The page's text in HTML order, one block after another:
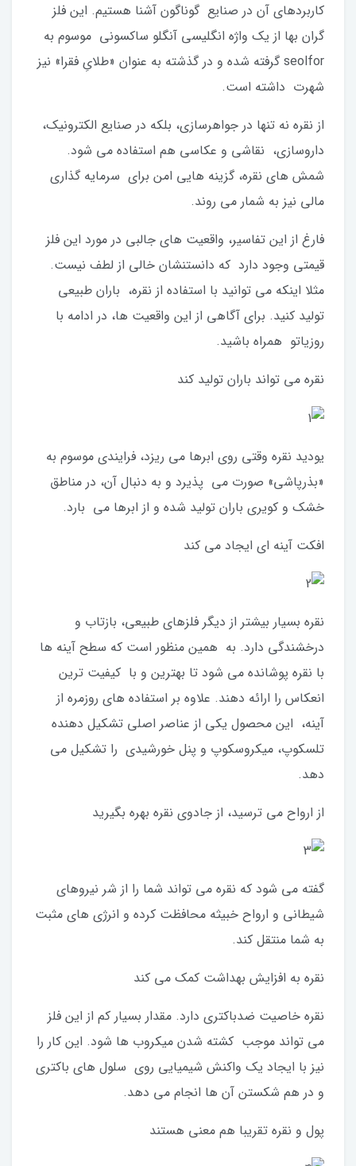
کاربردهای آن در صنایع گوناگون آشنا هستیم. این فلز
گران بها از یک واژه انگلیسی آنگلو ساکسونی موسوم به
seolfor گرفته شده و در گذشته به عنوان «طلایِ فقرا» نیز
شهرت داشته است.
از نقره نه تنها در جواهرسازی، بلکه در صنایع الکترونیک،
داروسازی، نقاشی و عکاسی هم استفاده می شود.
شمش های نقره، گزینه هایی امن برای سرمایه گذاری
مالی نیز به شمار می روند.
فارغ از این تفاسیر، واقعیت های جالبی در مورد این فلز
قیمتی وجود دارد که دانستنشان خالی از لطف نیست.
مثلا اینکه می توانید با استفاده از نقره، باران طبیعی
تولید کنید. برای آگاهی از این واقعیت ها، در ادامه با
روزیاتو همراه باشید.
نقره می تواند باران تولید کند
یودید نقره وقتی روی ابرها می ریزد، فرایندی موسوم به
«بذرپاشی» صورت می پذیرد و به دنبال آن، در مناطق
خشک و کویری باران تولید شده و از ابرها می بارد.
افکت آینه ای ایجاد می کند
نقره بسیار بیشتر از دیگر فلزهای طبیعی، بازتاب و
درخشندگی دارد. به همین منظور است که سطح آینه ها
با نقره پوشانده می شود تا بهترین و با کیفیت ترین
انعکاس را ارائه دهند. علاوه بر استفاده های روزمره از
آینه، این محصول یکی از عناصر اصلی تشکیل دهنده
تلسکوپ، میکروسکوپ و پنل خورشیدی را تشکیل می
دهد.
از ارواح می ترسید، از جادوی نقره بهره بگیرید
گفته می شود که نقره می تواند شما را از شر نیروهای
شیطانی و ارواح خبیثه محافظت کرده و انرژی های مثبت
به شما منتقل کند.
نقره به افزایش بهداشت کمک می کند
نقره خاصیت ضدباکتری دارد. مقدار بسیار کم از این فلز
می تواند موجب کشته شدن میکروب ها شود. این کار را
نیز با ایجاد یک واکنش شیمیایی روی سلول های باکتری
و در هم شکستن آن ها انجام می دهد.
پول و نقره تقریبا هم معنی هستند